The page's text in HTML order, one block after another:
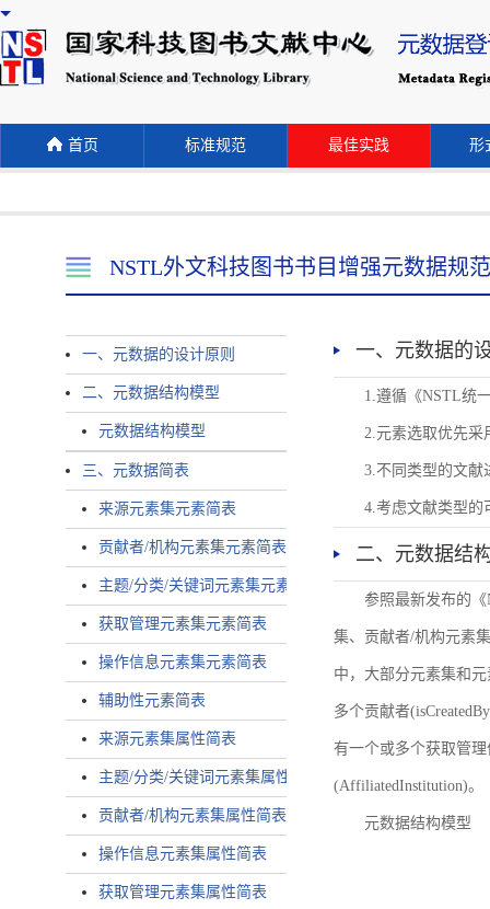
首页 标准规范 最佳实践 形
NSTL外文科技图书书目增强元数据规范
一、元数据的设计原则
二、元数据结构模型
元数据结构模型
三、元数据简表
来源元素集元素简表
贡献者/机构元素集元素简表
主题/分类/关键词元素集元素简表
获取管理元素集元素简表
操作信息元素集元素简表
辅助性元素简表
来源元素集属性简表
主题/分类/关键词元素集属性简表
贡献者/机构元素集属性简表
操作信息元素集属性简表
获取管理元素集属性简表
一、元数据的
1.遵循《NSTL统
2.元素选取优先采
3.不同类型的文献
4.考虑文献类型的
二、元数据结
参照最新发布的
集、贡献者/机构元素
中，大部分元素集和
多个贡献者
有一个或多个获取管理
(AffiliatedInstitution)。
元数据结构模型